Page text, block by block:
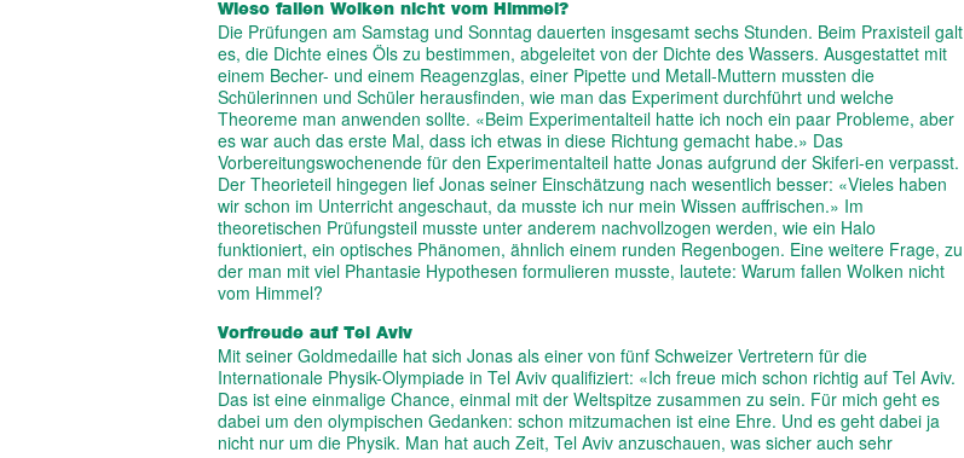
Wieso fallen Wolken nicht vom Himmel?
Die Prüfungen am Samstag und Sonntag dauerten insgesamt sechs Stunden. Beim Praxisteil galt
es, die Dichte eines Öls zu bestimmen, abgeleitet von der Dichte des Wassers. Ausgestattet mit
einem Becher- und einem Reagenzglas, einer Pipette und Metall-Muttern mussten die
Schülerinnen und Schüler herausfinden, wie man das Experiment durchführt und welche
Theoreme man anwenden sollte. «Beim Experimentalteil hatte ich noch ein paar Probleme, aber
es war auch das erste Mal, dass ich etwas in diese Richtung gemacht habe.» Das
Vorbereitungswochenende für den Experimentalteil hatte Jonas aufgrund der Skiferi-en verpasst.
Der Theorieteil hingegen lief Jonas seiner Einschätzung nach wesentlich besser: «Vieles haben
wir schon im Unterricht angeschaut, da musste ich nur mein Wissen auffrischen.» Im
theoretischen Prüfungsteil musste unter anderem nachvollzogen werden, wie ein Halo
funktioniert, ein optisches Phänomen, ähnlich einem runden Regenbogen. Eine weitere Frage, zu
der man mit viel Phantasie Hypothesen formulieren musste, lautete: Warum fallen Wolken nicht
vom Himmel?
Vorfreude auf Tel Aviv
Mit seiner Goldmedaille hat sich Jonas als einer von fünf Schweizer Vertretern für die
Internationale Physik-Olympiade in Tel Aviv qualifiziert: «Ich freue mich schon richtig auf Tel Aviv.
Das ist eine einmalige Chance, einmal mit der Weltspitze zusammen zu sein. Für mich geht es
dabei um den olympischen Gedanken: schon mitzumachen ist eine Ehre. Und es geht dabei ja
nicht nur um die Physik. Man hat auch Zeit, Tel Aviv anzuschauen, was sicher auch sehr